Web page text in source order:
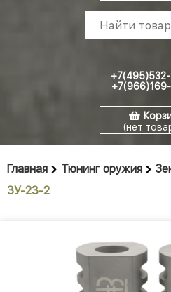
(нет
Главная Тюнинг оружия
ЗУ-23-2